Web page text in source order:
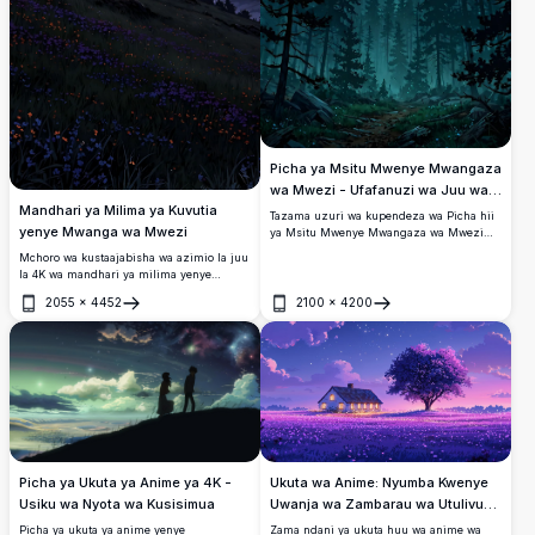
Mandhari ya Milima ya Kuvutia
yenye Mwanga wa Mwezi
Mchoro wa kustaajabisha wa azimio la juu
la 4K wa mandhari ya milima yenye
usiku lenye uchangamfu na mwezi mpevu
unaong’aa. Eneo hilo lina milima
inayopindapinda iliyopambwa na maua ya
mwituni, bonde la utulivu lenye taa za
kijiji zinazometa, na milima mirefu chini
ya anga lenye nyota na rangi ya
zambarau. Inafaa kabisa kwa wapenzi wa
asili na wanaopenda sanaa wanaotafuta
kazi ya sanaa ya dijitali ya kustaajabisha
na ya ubora wa juu kwa ajili ya mandhari
2055 × 4452
Fungua
Picha ya Msitu Mwenye Mwangaza
wa Mwezi - Ufafanuzi wa Juu wa
4K
Tazama uzuri wa kupendeza wa Picha hii
ya Msitu Mwenye Mwangaza wa Mwezi
misindano chini ya anga ya usiku yenye
nyota nyingi, picha hii ya ubora wa juu ni
bora kwa skrini za mezani au simu. Zama
katika mazingira ya utulivu na yenye
haiba na picha za wazi na zenye maelezo.
2100 × 4200
Fungua
Picha ya Ukuta ya Anime ya 4K -
Usiku wa Nyota wa Kusisimua
Picha ya ukuta ya anime yenye
Ukuta wa Anime: Nyumba Kwenye
Uwanja wa Zambarau wa Utulivu
4K
Zama ndani ya ukuta huu wa anime wa